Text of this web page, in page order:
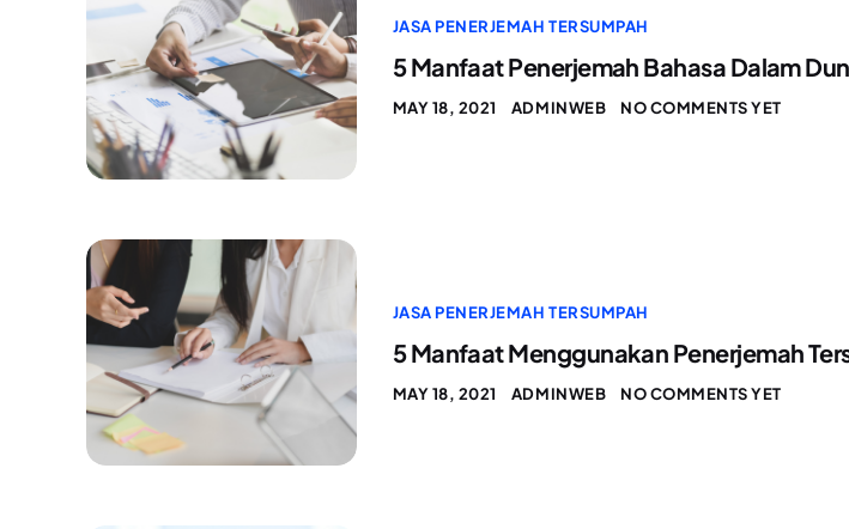
JASA PENERJEMAH TERSUMPAH
5 Manfaat Penerjemah Bahasa Dalam
MAY 18, 2021 ADMINWEB NO COMMENTS YET
JASA PENERJEMAH TERSUMPAH
5 Manfaat Menggunakan Penerjemah
MAY 18, 2021 ADMINWEB NO COMMENTS YET